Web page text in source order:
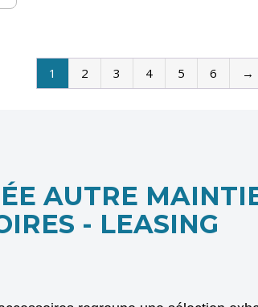
1 2 3 4 5 6 →
AUTRE
- LEASING